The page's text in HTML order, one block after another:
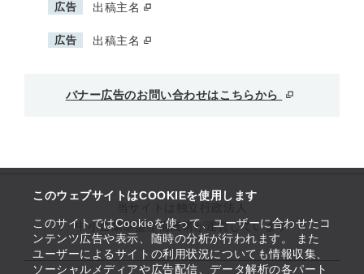
このウェブサイトはCOOKIEを使用します
このサイトではCookieを使って、ユーザーに合わせたコ
ンテンツ広告や表示、随時の分析が行われます。 また
ユーザーによるサイトの利用状況についても情報収集、
ソーシャルメディアや広告配信、データ解析の各パート
広告 出稿主名
広告 出稿主名
バナー広告のお問い合わせはこちらから
中小企業基盤整備機構が運営しています